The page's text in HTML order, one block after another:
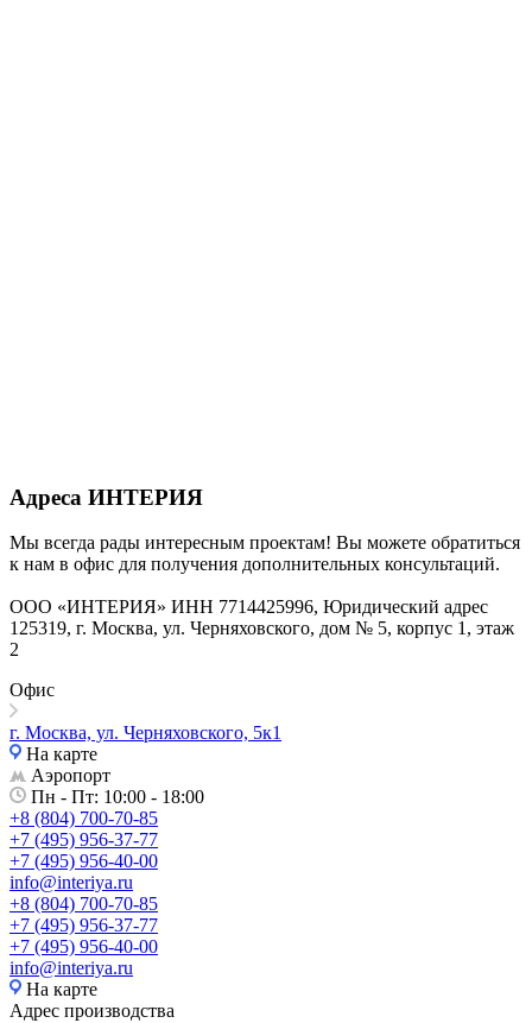
Адреса ИНТЕРИЯ
Мы всегда рады интересным проектам! Вы можете обратиться
к нам в офис для получения дополнительных консультаций.
ООО «ИНТЕРИЯ» ИНН 7714425996, Юридический адрес
125319, г. Москва, ул. Черняховского, дом № 5, корпус 1, этаж
2
Офис
г. Москва, ул. Черняховского, 5к1
На карте
Аэропорт
Пн - Пт: 10:00 - 18:00
+8 (804) 700-70-85
+7 (495) 956-37-77
+7 (495) 956-40-00
info@interiya.ru
+8 (804) 700-70-85
+7 (495) 956-37-77
+7 (495) 956-40-00
info@interiya.ru
На карте
Адрес производства